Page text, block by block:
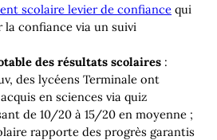
scolaire levier de confiance qui
la confiance via un suivi
des résultats scolaires :
des lycéens Terminale ont
en sciences via quiz
de 10/20 à 15/20 en moyenne ;
rapporte des progrès garantis